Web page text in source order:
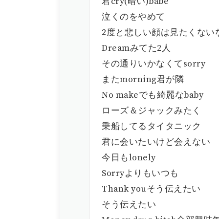
泣くのをやめて
2度と悲しい顔は見たくない
Dreamみてた2人
その通りいかなくてsorry
またmorning君が隣
No makeでも綺麗なbaby
ローズ＆ジャックみたく
乗船してるタイタニック
君に会いたいけど会えない
今日もlonely
Sorryよりもいつも
Thank youそう伝えたい
そう伝えたい